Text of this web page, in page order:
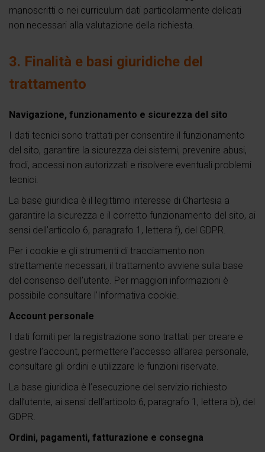
manoscritti o nei curriculum dati particolarmente delicati
non necessari alla valutazione della richiesta.
3. Finalità e basi giuridiche del
trattamento
Navigazione, funzionamento e sicurezza del sito
I dati tecnici sono trattati per consentire il funzionamento
del sito, garantire la sicurezza dei sistemi, prevenire abusi,
frodi, accessi non autorizzati e risolvere eventuali problemi
tecnici.
La base giuridica è il legittimo interesse di Chartesia a
garantire la sicurezza e il corretto funzionamento del sito, ai
sensi dell’articolo 6, paragrafo 1, lettera f), del GDPR.
Per i cookie e gli strumenti di tracciamento non
strettamente necessari, il trattamento avviene sulla base
del consenso dell’utente. Per maggiori informazioni è
possibile consultare l’Informativa cookie.
Account personale
I dati forniti per la registrazione sono trattati per creare e
gestire l’account, permettere l’accesso all’area personale,
consultare gli ordini e utilizzare le funzioni riservate.
La base giuridica è l’esecuzione del servizio richiesto
dall’utente, ai sensi dell’articolo 6, paragrafo 1, lettera b), del
GDPR.
Ordini, pagamenti, fatturazione e consegna